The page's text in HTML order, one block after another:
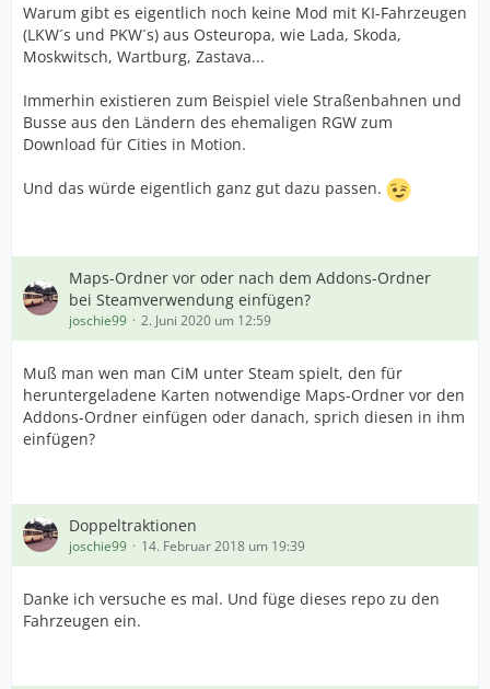
Warum gibt es eigentlich noch keine Mod mit KI-Fahrzeugen
(LKW´s und PKW´s) aus Osteuropa, wie Lada, Skoda,
Moskwitsch, Wartburg, Zastava...
Immerhin existieren zum Beispiel viele Straßenbahnen und
Busse aus den Ländern des ehemaligen RGW zum
Download für Cities in Motion.
Und das würde eigentlich ganz gut dazu passen.
Maps-Ordner vor oder nach dem Addons-Ordner
bei Steamverwendung einfügen?
joschie99 2. Juni 2020 um 12:59
Muß man wen man CiM unter Steam spielt, den für
heruntergeladene Karten notwendige Maps-Ordner vor den
Addons-Ordner einfügen oder danach, sprich diesen in ihm
einfügen?
Doppeltraktionen
joschie99 14. Februar 2018 um 19:39
Danke ich versuche es mal. Und füge dieses repo zu den
Fahrzeugen ein.